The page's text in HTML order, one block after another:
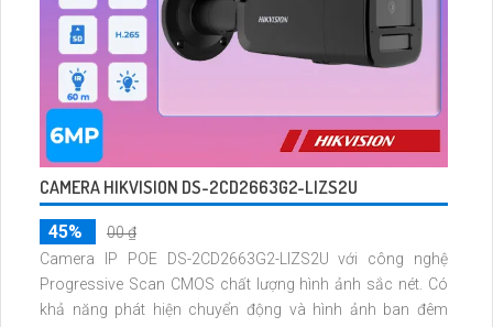
CAMERA HIKVISION DS-2CD2663G2-LIZS2U
45%
00 ₫
Camera IP POE DS-2CD2663G2-LIZS2U với công nghệ
Progressive Scan CMOS chất lượng hình ảnh sắc nét. Có
khả năng phát hiện chuyển động và hình ảnh ban đêm